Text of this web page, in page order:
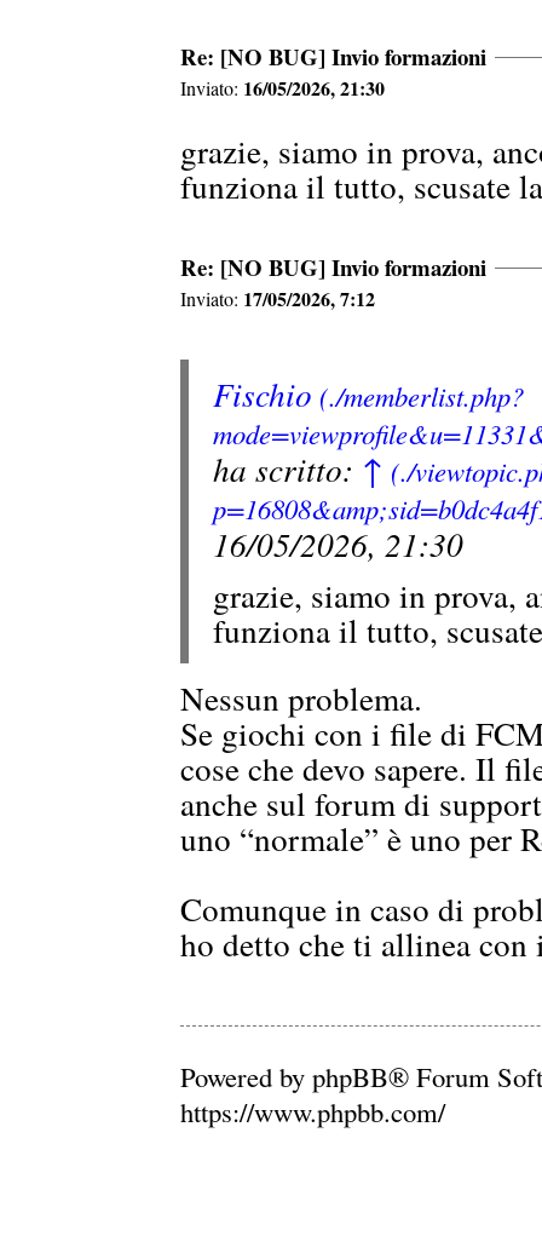
Re: [NO BUG] Invio formazioni
Inviato: 16/05/2026, 21:30
grazie, siamo in prova,
funziona il tutto, scusate
Re: [NO BUG] Invio formazioni
Inviato: 17/05/2026, 7:12
Fischio
ha scritto: ↑
16/05/2026, 21:30
grazie, siamo in prova,
funziona il tutto,
Nessun problema.
Se giochi con i file di
cose che devo sapere. Il
anche sul forum di
uno “normale” è uno per
Comunque in caso di
ho detto che ti allinea
Powered by phpBB® Forum
https://www.phpbb.com/